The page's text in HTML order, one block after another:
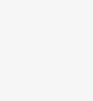
page